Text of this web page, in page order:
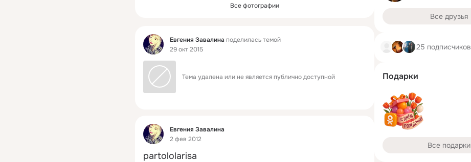
Все фотографии
Фид Евгения Завалина поделилась темой
29 окт 2015
Тема удалена или не является публично доступной
Фид
Евгения Завалина
2 фев 2012
partololarisa
Все друзья
25 подписчиков
Подарки
Все подарки